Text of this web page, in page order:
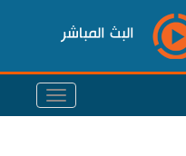
البث المباشر